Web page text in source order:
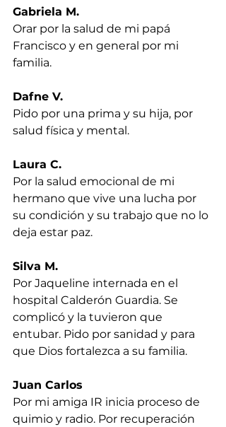
Gabriela M.
Orar por la salud de mi papá
Francisco y en general por mi
familia.
Dafne V.
Pido por una prima y su hija, por
salud física y mental.
Laura C.
Por la salud emocional de mi
hermano que vive una lucha por
su condición y su trabajo que no lo
deja estar paz.
Silva M.
Por Jaqueline internada en el
hospital Calderón Guardia. Se
complicó y la tuvieron que
entubar. Pido por sanidad y para
que Dios fortalezca a su familia.
Juan Carlos
Por mi amiga IR inicia proceso de
quimio y radio. Por recuperación